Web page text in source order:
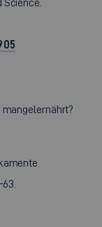
mangelernährt?